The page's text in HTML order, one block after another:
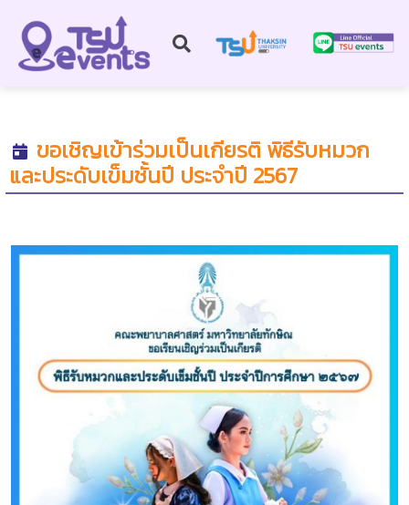
ขอเชิญเข้าร่วมเป็นเกียรติ พิธีรับหมวก
และประดับเข็มชั้นปี ประจำปี 2567